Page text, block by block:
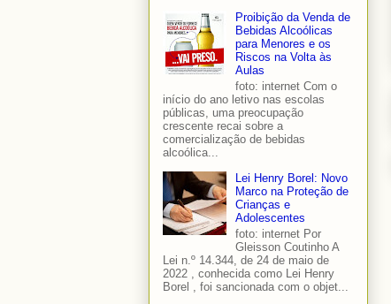
Proibição da Venda de
Bebidas Alcoólicas
para Menores e os
Riscos na Volta às
Aulas
foto: internet Com o
início do ano letivo nas escolas
públicas, uma preocupação
crescente recai sobre a
comercialização de bebidas
alcoólica...
Lei Henry Borel: Novo
Marco na Proteção de
Crianças e
Adolescentes
foto: internet Por
Gleisson Coutinho A
Lei n.º 14.344, de 24 de maio de
2022 , conhecida como Lei Henry
Borel , foi sancionada com o objet...